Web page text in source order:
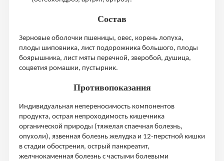
Состав
Зерновые оболочки пшеницы, овес, корень лопуха,
плоды шиповника, лист подорожника большого, плоды
боярышника, лист мяты перечной, зверобой, душица,
соцветия ромашки, пустырник.
Противопоказания
Индивидуальная непереносимость компонентов
продукта, острая непроходимость кишечника
органической природы (тяжелая спаечная болезнь,
опухоли), язвенная болезнь желудка и 12-перстной кишки
в стадии обострения, острый панкреатит,
желчнокаменная болезнь с частыми болевыми